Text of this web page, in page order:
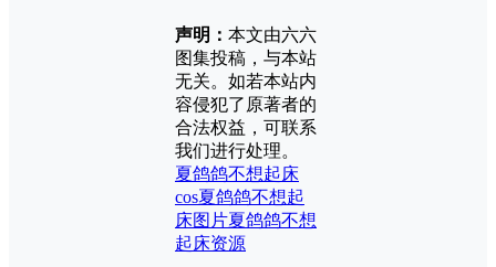
声明： 本文由六六
图集投稿，与本站
无关。如若本站内
容侵犯了原著者的
合法权益，可联系
我们进行处理。
夏鸽鸽不想起床
cos夏鸽鸽不想起
床图片夏鸽鸽不想
起床资源